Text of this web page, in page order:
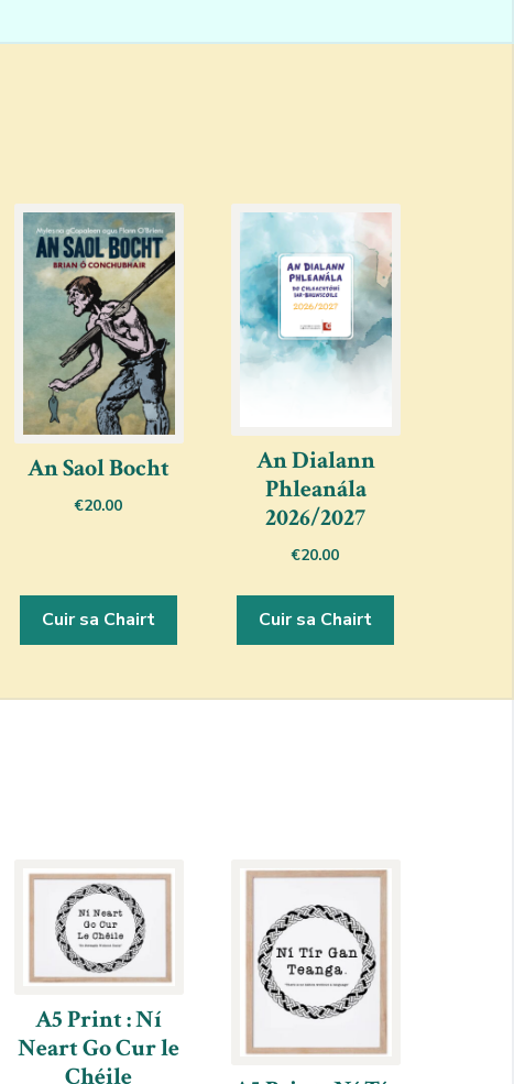
An Saol Bocht
€20.00
Cuir sa Chairt
An Dialann
Phleanála
2026/2027
€20.00
Cuir sa Chairt
A5 Print : Ní
Neart Go Cur le
Chéile